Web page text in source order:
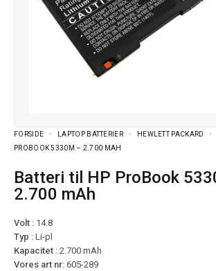
FORSIDE LAPTOP BATTERIER HEWLETT PACKARD
PROBOOK 5330M – 2.700 MAH
Batteri til HP ProBook 5330m –
2.700 mAh
Volt : 14.8
Typ : Li-pl
Kapacitet : 2.700 mAh
Vores art nr: 605-289